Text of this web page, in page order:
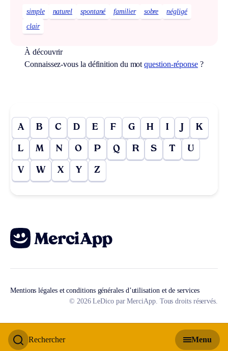
Rechercher Menu
simple naturel spontané familier sobre
négligé
clair
À découvrir
Connaissez-vous la définition du motquestion-réponse?
A B C D E F G H I J K
L M N O P Q R S T U
V W X Y Z
Mentions légales et conditions générales d’utilisation et de services
© 2026 LeDico par MerciApp. Tous droits réservés.